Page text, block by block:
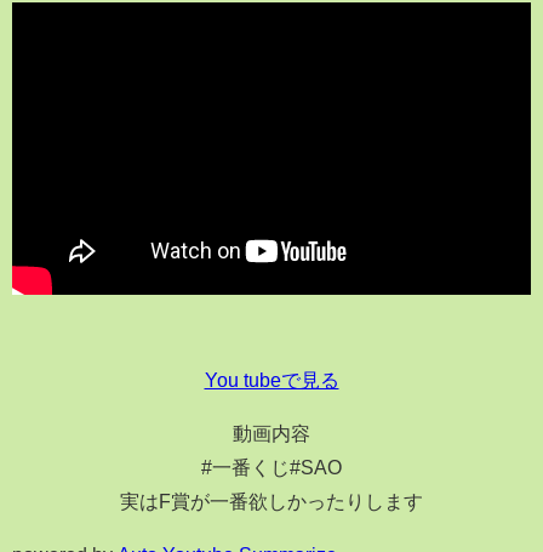
You tubeで見る
動画内容
#一番くじ#SAO
実はF賞が一番欲しかったりします